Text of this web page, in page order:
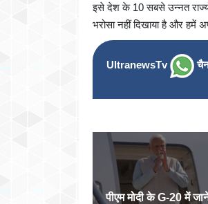
इसे देश के 10 सबसे उन्नत
भरोसा नहीं दिखाया है और हमें
UltranewsTv
पीएम मोदी के G-20 में